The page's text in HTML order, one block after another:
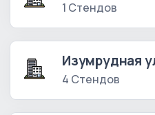
1 Стендов
Изумрудная
4 Стендов